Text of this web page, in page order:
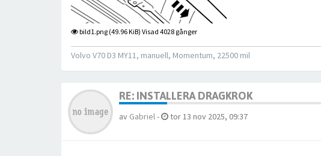
bild1.png (49.96 KiB) Visad 4028 gånger
Volvo V70 D3 MY11, manuell, Momentum, 22500 mil
RE: INSTALLERA DRAGKROK
av Gabriel- tor 13 nov 2025, 09:37